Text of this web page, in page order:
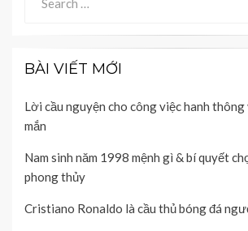
for:
BÀI VIẾT MỚI
Lời cầu nguyện cho công việc hanh thông
mắn
Nam sinh năm 1998 mệnh gì & bí quyết
phong thủy
Cristiano Ronaldo là cầu thủ bóng đá